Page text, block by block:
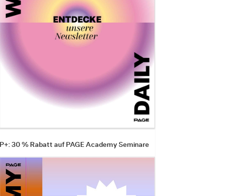
P+: 30 % Rabatt auf PAGE Academy Seminare